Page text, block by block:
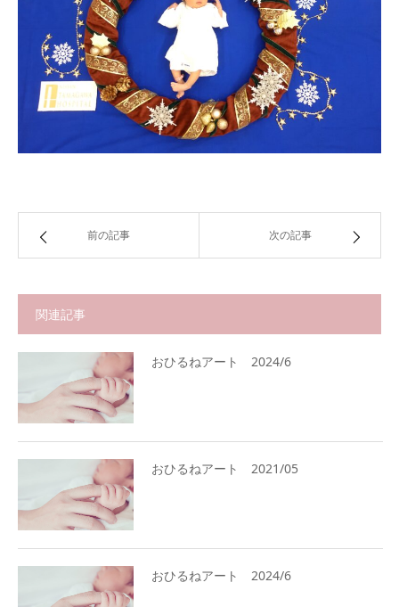
前の記事 次の記事
関連記事
おひるねアート 2024/6
おひるねアート 2021/05
おひるねアート 2024/6